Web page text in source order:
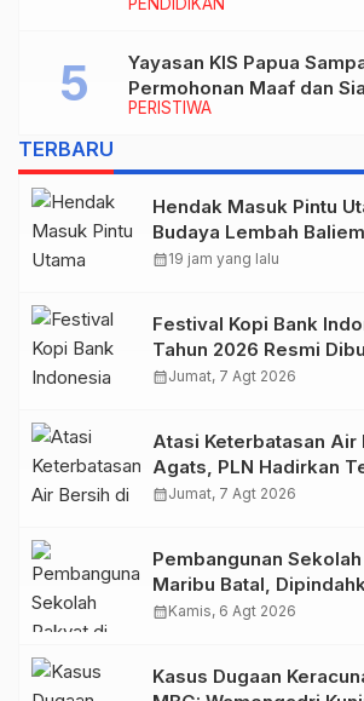
Rektor IAIN Fattahul Muluk
PERISTIWA
Yayasan KIS Papua
Permohonan Maaf dan
Biaya Korban Dugaan
TERBARU
Hendak Masuk Pintu
Budaya Lembah
Sipil Ditembak OTK
calendar_month19 jam yang lalu
Festival Kopi Bank
Tahun 2026 Resmi
Warisan, Membangun
calendar_monthJumat, 7 Agt 2026
Atasi Keterbatasan Air
Agats, PLN Hadirkan
Desalinasi untuk
calendar_monthJumat, 7 Agt 2026
Pembangunan
Maribu Batal,
Tami, Ini Sebabnya
calendar_monthKamis, 6 Agt 2026
Kasus Dugaan